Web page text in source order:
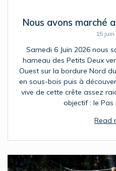
Nous avons marché
15
Samedi 6 Juin 2026 nous
hameau des Petits Deux
Ouest sur la bordure Nord
en sous-bois puis à
vive de cette crête assez
objectif : le Pas
Read